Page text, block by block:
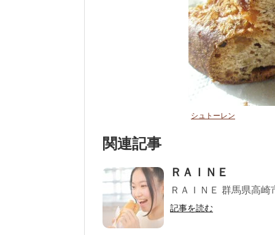
シュトーレン
関連記事
ＲＡＩＮＥ
ＲＡＩＮＥ 群馬県高
記事を読む